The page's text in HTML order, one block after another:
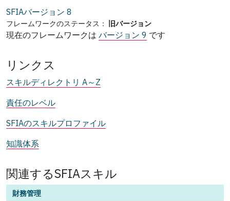
SFIAバージョン 8
フレームワークのステータス： 旧バージョン
現在のフレームワークは バージョン 9 です
リンクス
スキルディレクトリ A～Z
責任のレベル
SFIAのスキルプロファイル
知識体系
関連するSFIAスキル
財務管理